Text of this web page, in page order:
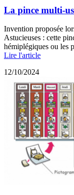
La pince multi-
Invention proposée
Astucieuses : cette
hémiplégiques ou les
Lire l'article
12/10/2024